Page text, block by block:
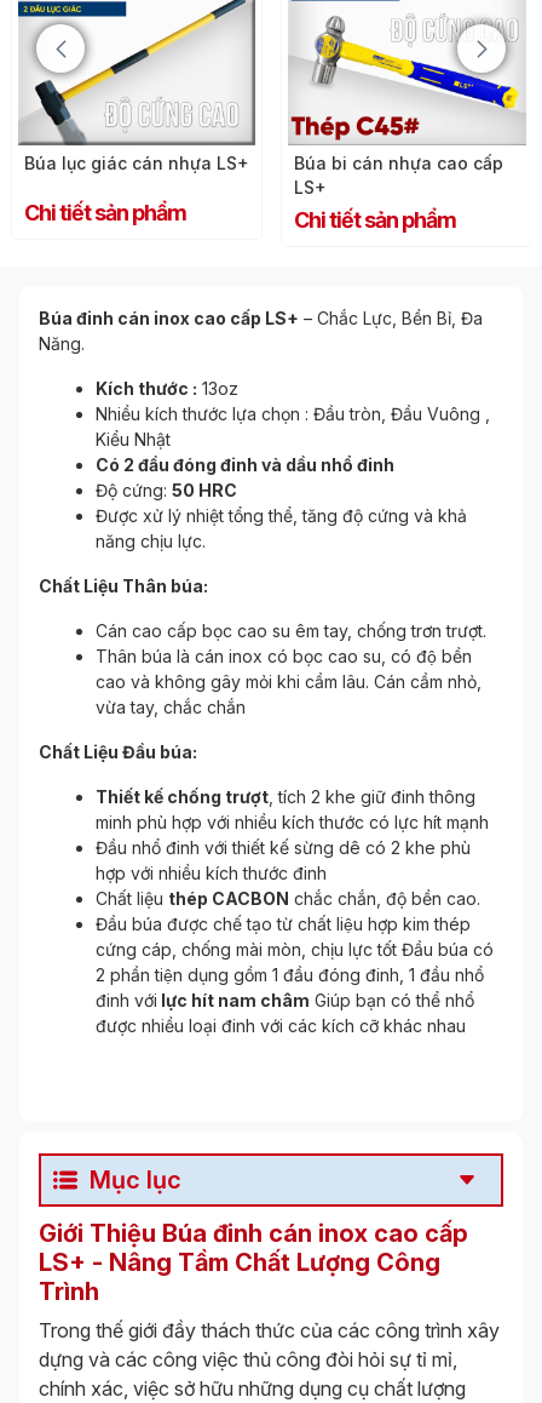
Búa lục giác cán nhựa LS+
Chi tiết sản phẩm
Búa bi cán nhựa cao cấp
LS+
Chi tiết sản phẩm
Búa đinh cán inox cao cấp LS+ – Chắc Lực, Bền Bỉ, Đa
Năng.
Kích thước : 13oz
Nhiều kích thước lựa chọn : Đầu tròn, Đầu Vuông ,
Kiểu Nhật
Có 2 đầu đóng đinh và dầu nhổ đinh
Độ cứng: 50 HRC
Được xử lý nhiệt tổng thể, tăng độ cứng và khả
năng chịu lực.
Chất Liệu Thân búa:
Cán cao cấp bọc cao su êm tay, chống trơn trượt.
Thân búa là cán inox có bọc cao su, có độ bền
cao và không gây mỏi khi cầm lâu. Cán cầm nhỏ,
vừa tay, chắc chắn
Chất Liệu Đầu búa:
Thiết kế chống trượt , tích 2 khe giữ đinh thông
minh phù hợp với nhiều kích thước có lực hít mạnh
Đầu nhổ đinh với thiết kế sừng dê có 2 khe phù
hợp với nhiều kích thước đinh
Chất liệu thép CACBON chắc chắn, độ bền cao.
Đầu búa được chế tạo từ chất liệu hợp kim thép
cứng cáp, chống mài mòn, chịu lực tốt Đầu búa có
2 phần tiện dụng gồm 1 đầu đóng đinh, 1 đầu nhổ
đinh với lực hít nam châm Giúp bạn có thể nhổ
được nhiều loại đinh với các kích cỡ khác nhau
Mục lục
Giới Thiệu Búa đinh cán inox cao cấp
LS+ - Nâng Tầm Chất Lượng Công
Trình
Trong thế giới đầy thách thức của các công trình xây
dựng và các công việc thủ công đòi hỏi sự tỉ mỉ,
chính xác, việc sở hữu những dụng cụ chất lượng